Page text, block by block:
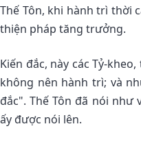
Thế Tôn, khi hành trì thời
thiện pháp tăng trưởng.
Kiến đắc, này các Tỷ-
không nên hành trì; và
đắc". Thế Tôn đã nói như
ấy được nói lên.